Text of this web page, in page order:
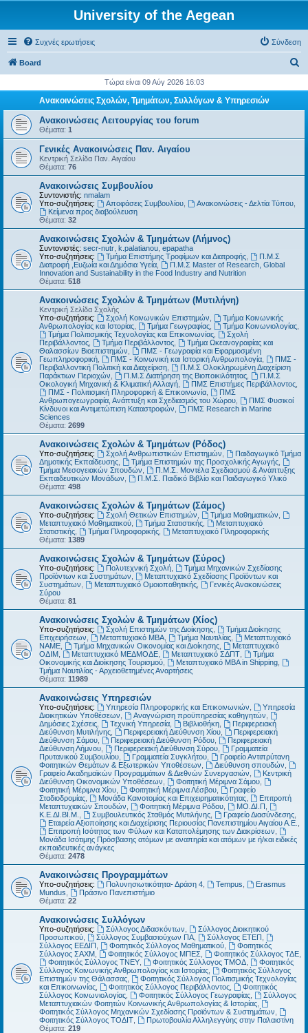
University of the Aegean
Συχνές ερωτήσεις Σύνδεση
Board
ζ
σ
Τώρα είναι 09 Αύγ 2026 16:03
Ανακοινώσεις Σχολών, Τμημάτων, Συλλόγων & Υπηρεσιών
Ανακοινώσεις Λειτουργίας του forum
Θέματα: 1
Γενικές Ανακοινώσεις Παν. Αιγαίου
Κεντρική Σελίδα Παν. Αιγαίου
Θέματα: 76
Ανακοινώσεις Συμβουλίου
Συντονιστής: nmalam
Υπο-συζητήσεις:
Αποφάσεις Συμβουλίου, Ανακοινώσεις - Δελτία Τύπου,
Kείμενα προς διαβούλευση
Θέματα: 32
Ανακοινώσεις Σχολών & Τμημάτων (Λήμνος)
Συντονιστές: secr-nutr k.palatianou epapatha
Υπο-συζητήσεις:
Τμήμα Επιστήμης Τροφίμων και Διατροφής,
Π.Μ.Σ
Διατροφή ,Ευζωία και Δημόσια Υγεία
Π.Μ.Σ Master of Research, Global
Innovation and Sustainability in the Food Industry and Nutrition
Θέματα: 518
Ανακοινώσεις Σχολών & Τμημάτων (Μυτιλήνη)
Κεντρική Σελίδα Σχολής
Υπο-συζητήσεις:
Σχολή Κοινωνικών Επιστημών
Τμήμα Κοινωνικής
Ανθρωπολογίας και Ιστορίας
Τμήμα Γεωγραφίας, Τμήμα Κοινωνιολογίας,
Τμήμα Πολιτισμικής Τεχνολογίας και Επικοινωνίας,
Σχολή
Περιβάλλοντος
Τμήμα Περιβάλλοντος,
Τμήμα Ωκεανογραφίας και
Θαλασσίων Βιοεπιστημών
ΠΜΣ - Γεωγραφία και Εφαρμοσμένη
Γεωπληροφορική
ΠΜΣ - Κοινωνική και Ιστορική Ανθρωπολογία,
ΠΜΣ -
Περιβαλλοντική Πολιτική και Διαχείριση
Π.Μ.Σ Ολοκληρωμένη Διαχείριση
Παράκτιων Περιοχών
Π.Μ.Σ Διατήρηση της Βιοποικιλότητας,
Π.Μ.Σ
Οικολογική Μηχανική & Κλιματική Αλλαγή
ΠΜΣ Επιστήμες Περιβάλλοντος,
ΠΜΣ - Πολιτισμική Πληροφορική & Επικοινωνία,
ΠΜΣ
Ανθρωπογεωγραφία, Ανάπτυξη και Σχεδιασμός του Χώρου
ΠΜΣ Φυσικοί
Κίνδυνοι και Αντιμετώπιση Καταστροφών
ΠΜΣ Research in Marine
Sciences
Θέματα: 2699
Ανακοινώσεις Σχολών & Τμημάτων (Ρόδος)
Υπο-συζητήσεις: Σχολή Ανθρωπιστικών Επιστημών
Παιδαγωγικό Τμήμα
Δημοτικής Εκπαίδευσης
Τμήμα Επιστημών της Προσχολικής Αγωγής,
Τμήμα Μεσογειακών Σπουδών
Π.Μ.Σ. Μοντέλα Σχεδιασμού & Ανάπτυξης
Εκπαιδευτικών Μονάδων
Π.Μ.Σ. Παιδικό Βιβλίο και Παιδαγωγικό Υλικό
Θέματα: 498
Ανακοινώσεις Σχολών & Τμημάτων (Σάμος)
Υπο-συζητήσεις: Σχολή Θετικών Επιστημών Τμήμα Μαθηματικών
Μεταπτυχιακό Μαθηματικού
Τμήμα Στατιστικής,
Μεταπτυχιακό
Στατιστικής
Τμήμα Πληροφορικής,
Μεταπτυχιακό Πληροφορικής
Θέματα: 1389
Ανακοινώσεις Σχολών & Τμημάτων (Σύρος)
Υπο-συζητήσεις: Πολυτεχνική Σχολή,
Τμήμα Μηχανικών Σχεδίασης
Προϊόντων και Συστημάτων
Μεταπτυχιακό Σχεδίασης Προϊόντων και
Συστημάτων
Μεταπτυχιακό Ομοιοπαθητικής,
Γενικές Ανακοινώσεις
Σύρου
Θέματα: 81
Ανακοινώσεις Σχολών & Τμημάτων (Χίος)
Υπο-συζητήσεις: Σχολή Επιστημών της Διοίκησης,
Τμήμα Διοίκησης
Επιχειρήσεων
Μεταπτυχιακό MBA, Τμήμα Ναυτιλίας,
Μεταπτυχιακό
ΝΑΜΕ
Τμήμα Μηχανικών Οικονομίας και Διοίκησης,
Μεταπτυχιακό
ΟΔΙΜ
Μεταπτυχιακό ΜΕΔΜΟΔΕ, Μεταπτυχιακό ΣΔΠΤ,
Τμήμα
Οικονομικής και Διοίκησης Τουρισμού
Μεταπτυχιακό MBA in Shipping,
Τμήμα Ναυτιλίας - Αρχειοθετημένες Αναρτήσεις
Θέματα: 11989
Ανακοινώσεις Υπηρεσιών
Υπο-συζητήσεις: Υπηρεσία Πληροφορικής και Επικοινωνιών
Υπηρεσία
Διοικητικών Υποθέσεων
Αναγνώριση προϋπηρεσίας καθηγητών
Δημόσιες Σχέσεις
Τεχνική Υπηρεσία, Βιβλιοθήκη,
Περιφερειακή
Διεύθυνση Μυτιλήνης
Περιφερειακή Διεύθυνση Χίου,
Περιφερειακή
Διεύθυνση Σάμου
Περιφερειακή Διεύθυνση Ρόδου,
Περιφερειακή
Διεύθυνση Λήμνου
Περιφερειακή Διεύθυνση Σύρου,
Γραμματεία
Πρυτανικού Συμβουλίου
Γραμματεία Συγκλήτου,
Γραφείο Αντιπρύτανη
Φοιτητικών Θεμάτων & Εξωτερικών Υποθέσεων
Διεύθυνση σπουδών
Γραφείο Ακαδημαϊκών Προγραμμάτων & Διεθνών Συνεργασιών
Κεντρική
Διεύθυνση Οικονομικών Υποθέσεων
Φοιτητική Μέριμνα Σάμου,
Φοιτητική Μέριμνα Χίου
Φοιτητική Μέριμνα Λέσβου,
Γραφείο
Σταδιοδρομίας
Μονάδα Καινοτομίας και Επιχειρηματικότητας,
Επιτροπή
Μεταπτυχιακών Σπουδών
Φοιτητική Μέριμνα Ρόδου, ΜΟ.ΔΙ.Π
Κ.Ε.ΔΙ.ΒΙ.Μ.
Συμβουλευτικός Σταθμός Μυτιλήνης, Γραφείο Διασύνδεσης,
Εταιρεία Αξιοποίησης και Διαχείρισης Περιουσίας Πανεπιστημίου Αιγαίου Α.Ε.
Επιτροπή Ισότητας των Φύλων και Καταπολέμησης των Διακρίσεων
Μονάδα Ισότιμης Πρόσβασης ατόμων με αναπηρία και ατόμων με ή/και ειδικές
εκπαιδευτικές ανάγκες
Θέματα: 2478
Ανακοινώσεις Προγραμμάτων
Υπο-συζητήσεις: Πολυνησιωτικότητα- Δράση 4, Tempus
Erasmus
Mundus
Πράσινο Πανεπιστήμιο
Θέματα: 22
Ανακοινώσεις Συλλόγων
Υπο-συζητήσεις: Σύλλογος Διδασκόντων
Σύλλογος Διοικητικού
Προσωπικού
Σύλλογος Συμβασιούχων ΠΑ, Σύλλογος ΕΤΕΠ
Σύλλογος ΕΕΔΙΠ
Φοιτητικός Σύλλογος Μαθηματικού,
Φοιτητικός
Σύλλογος ΣΑΧΜ
Φοιτητικός Σύλλογος ΜΠΕΣ Φοιτητικός Σύλλογος ΤΔΕ,
Φοιτητικός Σύλλογος ΤΝΕΥ, Φοιτητικός Σύλλογος ΤΜΟΔ,
Φοιτητικός
Σύλλογος Κοινωνικής Ανθρωπολογίας και Ιστορίας
Φοιτητικός Σύλλογος
Επιστημών της Θάλασσας
Φοιτητικός Σύλλογος Πολιτισμικής Τεχνολογίας
και Επικοινωνίας
Φοιτητικός Σύλλογος Περιβάλλοντος,
Φοιτητικός
Σύλλογος Κοινωνιολογίας
Φοιτητικός Σύλλογος Γεωγραφίας,
Σύλλογος
Μεταπτυχιακών Φοιτητών Κοινωνικής Ανθρωπολογίας & Ιστορίας
Φοιτητικός Σύλλογος Μηχανικών Σχεδίασης Προϊόντων & Συστημάτων
Φοιτητικός Σύλλογος ΤΟΔΙΤ
Πρωτοβουλία Αλληλεγγύης στην Παλαιστίνη
Θέματα: 219